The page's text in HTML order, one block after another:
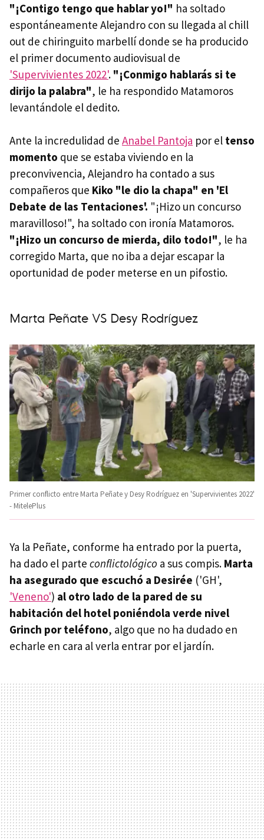
"¡Contigo tengo que hablar yo!" ha soltado
espontáneamente Alejandro con su llegada al chill
out de chiringuito marbellí donde se ha producido
el primer documento audiovisual de
'Supervivientes 2022'. "¡Conmigo hablarás si te
dirijo la palabra", le ha respondido Matamoros
levantándole el dedito.
Ante la incredulidad de Anabel Pantoja por el tenso
momento que se estaba viviendo en la
preconvivencia, Alejandro ha contado a sus
compañeros que Kiko "le dio la chapa" en 'El
Debate de las Tentaciones'. "¡Hizo un concurso
maravilloso!", ha soltado con ironía Matamoros.
"¡Hizo un concurso de mierda, dilo todo!", le ha
corregido Marta, que no iba a dejar escapar la
oportunidad de poder meterse en un pifostio.
Marta Peñate VS Desy Rodríguez
Primer conflicto entre Marta Peñate y Desy Rodríguez en 'Supervivientes 2022'
- MitelePlus
Ya la Peñate, conforme ha entrado por la puerta,
ha dado el parte conflictológico a sus compis. Marta
ha asegurado que escuchó a Desirée ('GH',
'Veneno') al otro lado de la pared de su
habitación del hotel poniéndola verde nivel
Grinch por teléfono, algo que no ha dudado en
echarle en cara al verla entrar por el jardín.